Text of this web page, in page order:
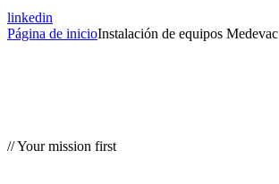
linkedin
Página de inicioInstalación de equipos Medevac
// Your mission first